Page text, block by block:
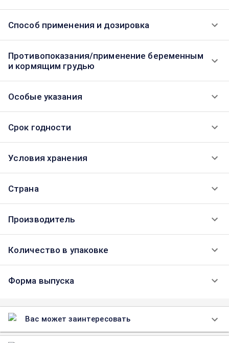
Способ применения и дозировка
Противопоказания/применение беременным
и кормящим грудью
Особые указания
Срок годности
Условия хранения
Страна
Производитель
Количество в упаковке
Форма выпуска
Вас может заинтересовать